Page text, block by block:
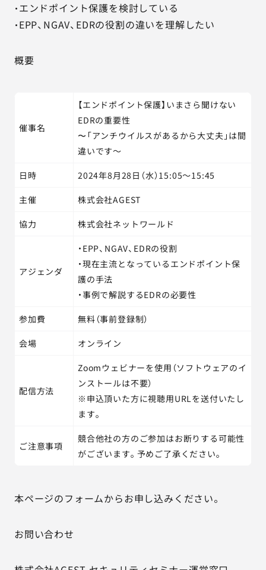
・エンドポイント保護を検討している
・EPP、NGAV、EDRの役割の違いを理解したい
概要
催事名
【エンドポイント保護】いまさら聞けない
EDRの重要性
〜「アンチウイルスがあるから大丈夫」は間
違いです～
日時 2024年8月28日（水）15:05～15:45
主催 株式会社AGEST
協力 株式会社ネットワールド
アジェンダ
・EPP、NGAV、EDRの役割
・現在主流となっているエンドポイント保
護の手法
・事例で解説するEDRの必要性
参加費 無料（事前登録制）
会場 オンライン
配信方法
Zoomウェビナーを使用（ソフトウェアのイ
ンストールは不要）
※申込頂いた方に視聴用URLを送付いたし
ます。
ご注意事項
競合他社の方のご参加はお断りする可能性
がございます。予めご了承ください。
本ページのフォームからお申し込みください。
お問い合わせ